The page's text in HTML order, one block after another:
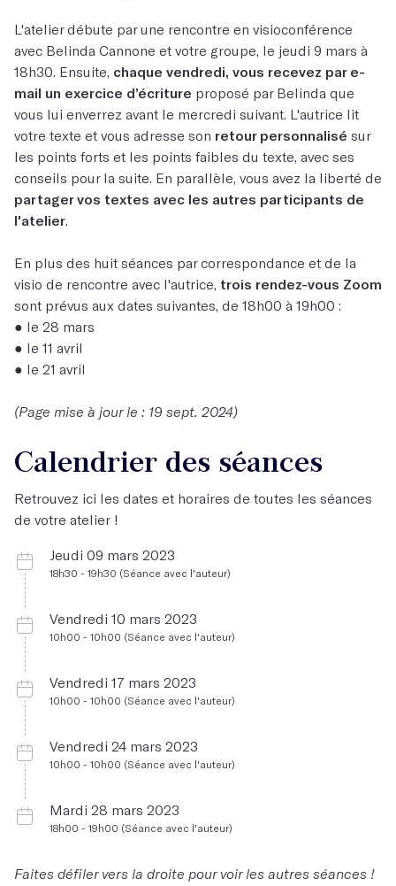
L'atelier débute par une rencontre en visioconférence
avec Belinda Cannone et votre groupe, le jeudi 9 mars à
18h30. Ensuite, chaque vendredi, vous recevez par e-
mail un exercice d’écriture proposé par Belinda que
vous lui enverrez avant le mercredi suivant. L'autrice lit
votre texte et vous adresse son retour personnalisé sur
les points forts et les points faibles du texte, avec ses
conseils pour la suite. En parallèle, vous avez la liberté de
partager vos textes avec les autres participants de
l'atelier.
En plus des huit séances par correspondance et de la
visio de rencontre avec l'autrice, trois rendez-vous Zoom
sont prévus aux dates suivantes, de 18h00 à 19h 00 :
● le 28 mars
● le 11 avril
● le 21 avril
(Page mise à jour le : 19 sept. 2024)
Calendrier des séances
Retrouvez ici les dates et horaires de toutes les séances
de votre atelier !
Jeudi 09 mars 2023
18h30 - 19h30 (Séance avec l'auteur)
Vendredi 10 mars 2023
10h00 - 10h00 (Séance avec l'auteur)
Vendredi 17 mars 2023
10h00 - 10h00 (Séance avec l'auteur)
Vendredi 24 mars 2023
10h00 - 10h00 (Séance avec l'auteur)
Mardi 28 mars 2023
18h00 - 19h00 (Séance avec l'auteur)
Faites défiler vers la droite pour voir les autres séances !